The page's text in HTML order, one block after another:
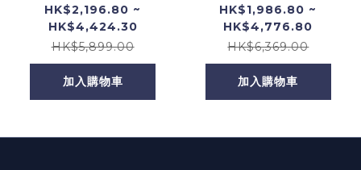
HK$2,196.80 ~
HK$4,424.30
HK$5,899.00
加入購物車
HK$1,986.80 ~
HK$4,776.80
HK$6,369.00
加入購物車